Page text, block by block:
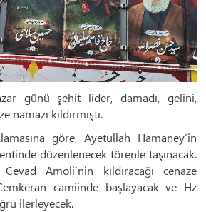
günü şehit lider, damadı, gelini,
namazı kıldırmıştı.
göre, Ayetullah Hamaney’in
düzenlenecek törenle taşınacak.
Amoli’nin kıldıracağı cenaze
camiinde başlayacak ve Hz
ilerleyecek.